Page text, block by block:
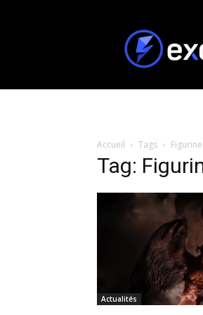
Accueil Tags Figurine
Tag:
Actualités